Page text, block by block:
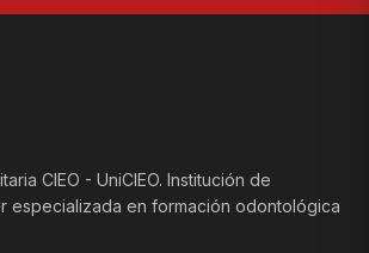
CIEO - UniCIEO. Institución de
especializada en formación odontológica